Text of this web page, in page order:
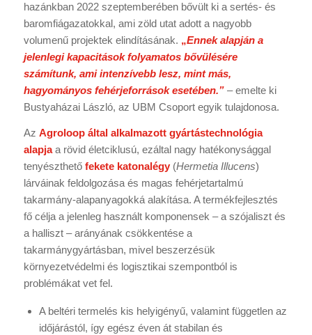
hazánkban 2022 szeptemberében bővült ki a sertés- és
baromfiágazatokkal, ami zöld utat adott a nagyobb
volumenű projektek elindításának. „Ennek alapján a
jelenlegi kapacitások folyamatos bővülésére
számítunk, ami intenzívebb lesz, mint más,
hagyományos fehérjeforrások esetében.”– emelte ki
Bustyaházai László, az UBM Csoport egyik tulajdonosa.
Az Agroloop által alkalmazott gyártástechnológia
alapjaa rövid életciklusú, ezáltal nagy hatékonysággal
tenyészthető fekete katonalégy (Hermetia Illucens)
lárváinak feldolgozása és magas fehérjetartalmú
takarmány-alapanyagokká alakítása. A termékfejlesztés
fő célja a jelenleg használt komponensek – a szójaliszt és
a halliszt – arányának csökkentése a
takarmánygyártásban, mivel beszerzésük
környezetvédelmi és logisztikai szempontból is
problémákat vet fel.
A beltéri termelés kis helyigényű, valamint független az
időjárástól, így egész éven át stabilan és